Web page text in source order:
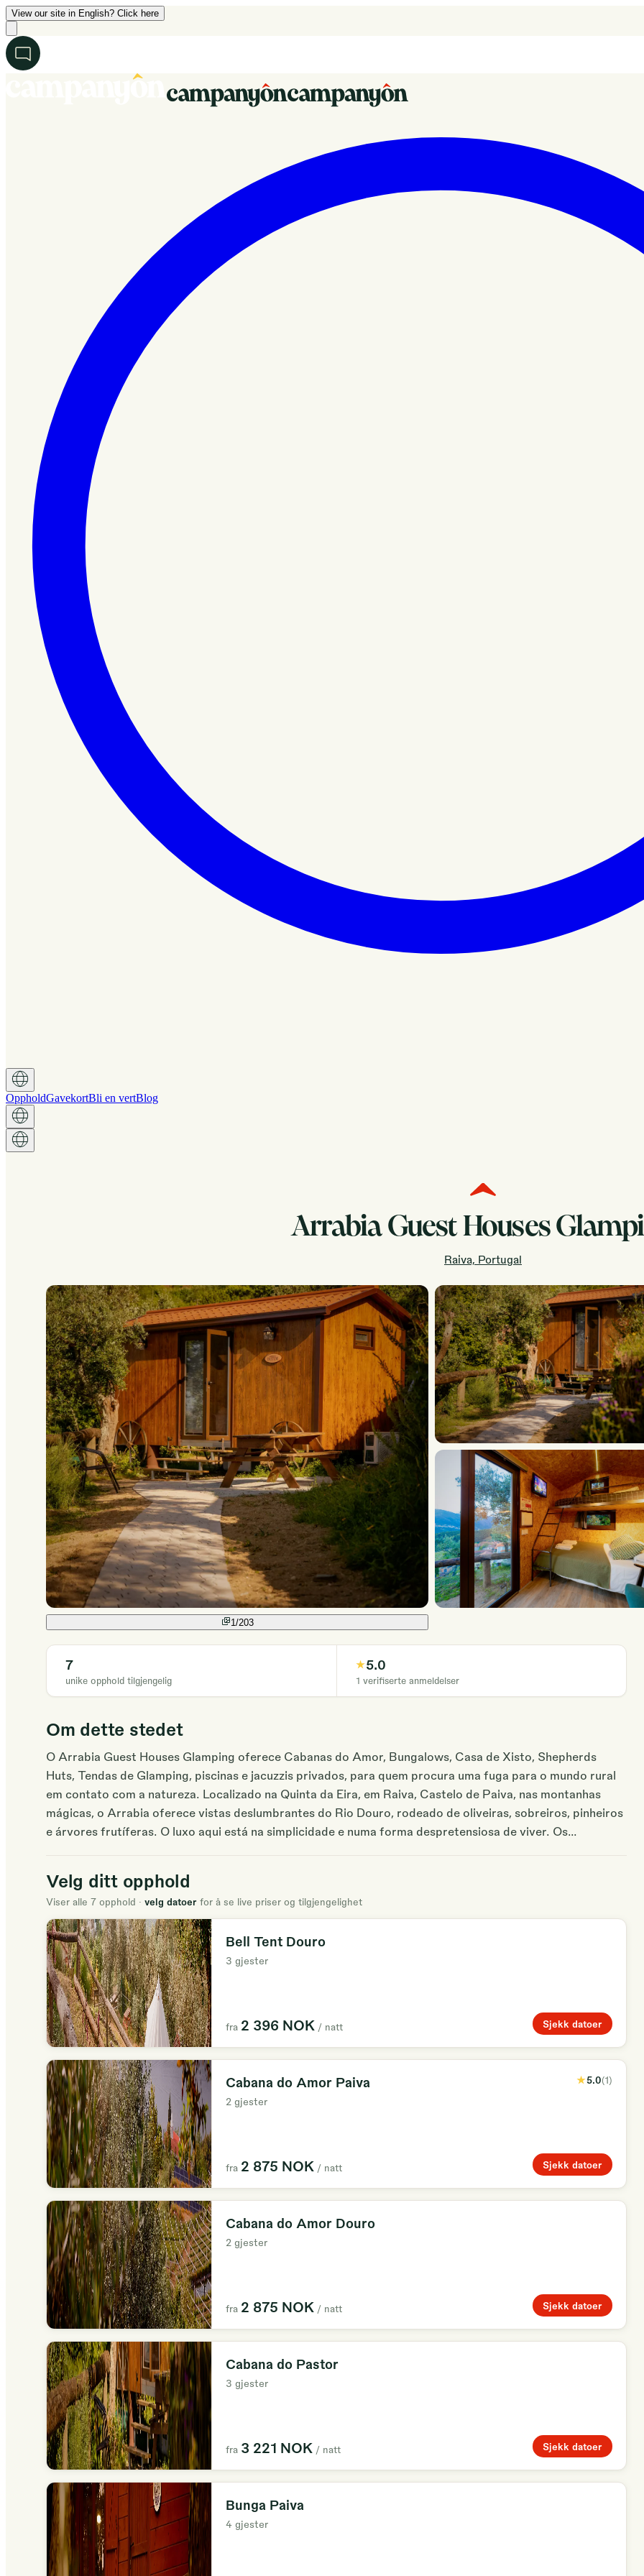
View our site in English? Click here
OppholdGavekortBli en vertBlog
Arrabia Guest Houses
Raiva, Portugal
1/203
7
unike opphold tilgjengelig
★5.0
1 verifiserte anmeldelser
Om dette stedet
O Arrabia Guest Houses Glamping oferece Cabanas do Amor, Bungalows, Casa de Xisto, Shepherds
Huts, Tendas de Glamping, piscinas e jacuzzis privados, para quem procura uma fuga para o mundo rural
em contato com a natureza. Localizado na Quinta da Eira, em Raiva, Castelo de Paiva, nas montanhas
mágicas, o Arrabia oferece vistas deslumbrantes do Rio Douro, rodeado de oliveiras, sobreiros, pinheiros
e árvores frutíferas. O luxo aqui está na simplicidade e numa forma despretensiosa de viver. Os
o estresse do dia a dia e estimular o autoconhecimento, conforto com camas reais e a possibilidade de
preparar suas próprias refeições, experiência local consumindo produtos regionais e conhecendo
atividades culturais e desportivas, saúde com piscina e jacuzzi para relaxar e aliviar dores de cabeça,
privacidade para desfrutar dos dias sem interferência externa, e eco-friendly, com uma atividade de baixo
impacto ambiental.
RNAL 3535/AL
Velg ditt opphold
Viser alle 7 opphold · velg datoer for å se live priser og tilgjengelighet
Bell Tent Douro
3 gjester
fra 2 396 NOK / natt Sjekk datoer
Cabana do Amor Paiva
2 gjester
★5.0(1)
fra 2 875 NOK / natt Sjekk datoer
Cabana do Amor Douro
2 gjester
fra 2 875 NOK / natt Sjekk datoer
Cabana do Pastor
3 gjester
fra 3 221 NOK / natt Sjekk datoer
Bunga Paiva
4 gjester